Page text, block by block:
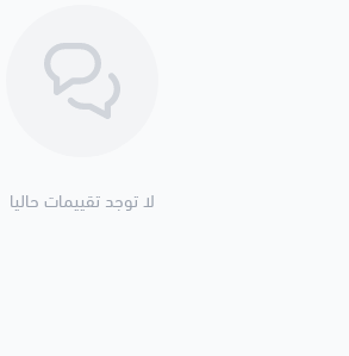
✔️ تأكد من عدد الأمبير حسب شاصي السيارة
⚠️ ملاحظة المحماديلا توجد تقييمات حاليا